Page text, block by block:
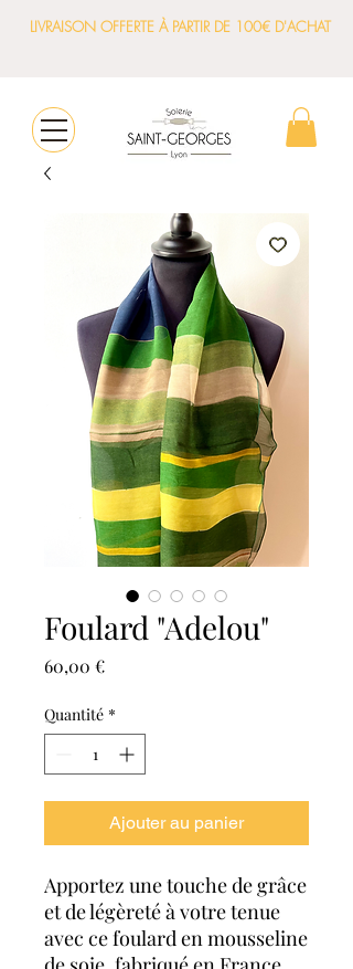
LIVRAISON OFFERTE À PARTIR DE 100€ D'ACHAT
Foulard "Adelou"
60,00 €Prix
Quantité *
Ajouter au panier
Apportez une touche de grâce
et de légèreté à votre tenue
avec ce foulard en mousseline